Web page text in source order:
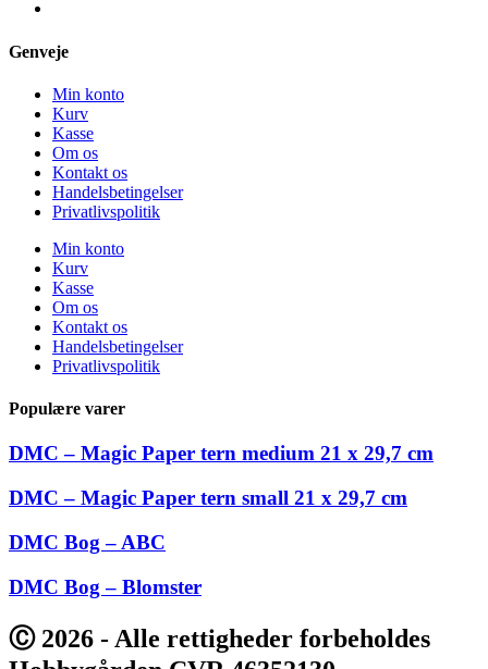
Genveje
Min konto
Kurv
Kasse
Om os
Kontakt os
Handelsbetingelser
Privatlivspolitik
Min konto
Kurv
Kasse
Om os
Kontakt os
Handelsbetingelser
Privatlivspolitik
Populære varer
DMC – Magic Paper tern medium 21 x 29,7 cm
DMC – Magic Paper tern small 21 x 29,7 cm
DMC Bog – ABC
DMC Bog – Blomster
Ⓒ 2026 - Alle rettigheder forbeholdes